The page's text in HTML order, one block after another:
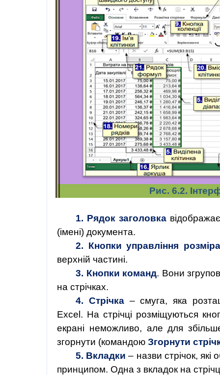
Рис. 6.2.
1. Рядок заголовка
(імені) документа.
2. Кнопки управління
верхній частині.
3. Кнопки команд. Вони
на стрічках.
4. Стрічка – смуга, яка
Excel. На стрічці розміщуються
екрані неможливо, але для
згорнути (командоюЗгорнути
5. Вкладки – назви стрічок,
принципом. Одна з вкладок на